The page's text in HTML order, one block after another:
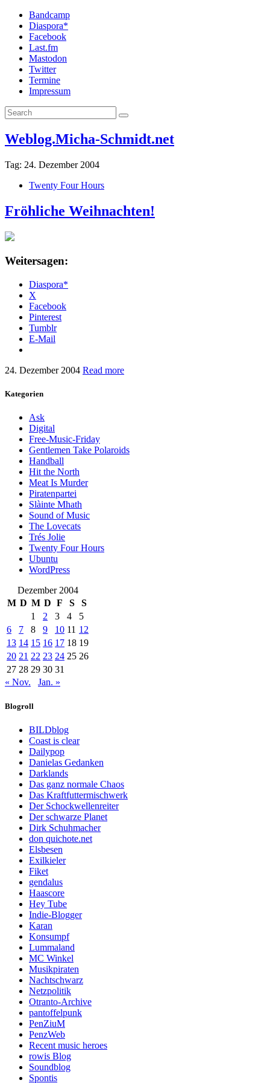
Bandcamp
Diaspora*
Facebook
Last.fm
Mastodon
Twitter
Termine
Impressum
Weblog.Micha-Schmidt.net
Tag: 24. Dezember 2004
Twenty Four Hours
Fröhliche Weihnachten!
Weitersagen:
Diaspora*
X
Facebook
Pinterest
Tumblr
E-Mail
24. Dezember 2004 Read more
Kategorien
Ask
Digital
Free-Music-Friday
Gentlemen Take Polaroids
Handball
Hit the North
Meat Is Murder
Piratenpartei
Slàinte Mhath
Sound of Music
The Lovecats
Trés Jolie
Twenty Four Hours
Ubuntu
WordPress
Dezember 2004
M D M D F S
S
1
2 3 4
5
6
7 8 9 10 11 12
13 14 15 16 17 18 19
20 21 22 23 24 25 26
27 28 29 30 31
« Nov.
Jan. »
Blogroll
BILDblog
Coast is clear
Dailypop
Danielas Gedanken
Darklands
Das ganz normale Chaos
Das Kraftfuttermischwerk
Der Schockwellenreiter
Der schwarze Planet
Dirk Schuhmacher
don quichote.net
Elsbesen
Exilkieler
Fiket
gendalus
Haascore
Hey Tube
Indie-Blogger
Karan
Konsumpf
Lummaland
MC Winkel
Musikpiraten
Nachtschwarz
Netzpolitik
Otranto-Archive
pantoffelpunk
PenZiuM
PenzWeb
Recent music heroes
rowis Blog
Soundblog
Spontis